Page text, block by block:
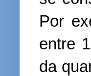
Por
entre
da